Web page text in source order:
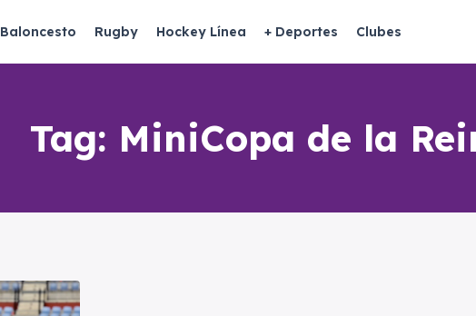
Baloncesto Rugby Hockey Línea + Deportes Clubes
Tag: MiniCopa de la